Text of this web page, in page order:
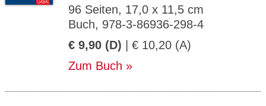
96 Seiten, 17,0 x 11,5 cm
Buch, 978-3-86936-298-4
€ 9,90 (D) | € 10,20 (A)
Zum Buch